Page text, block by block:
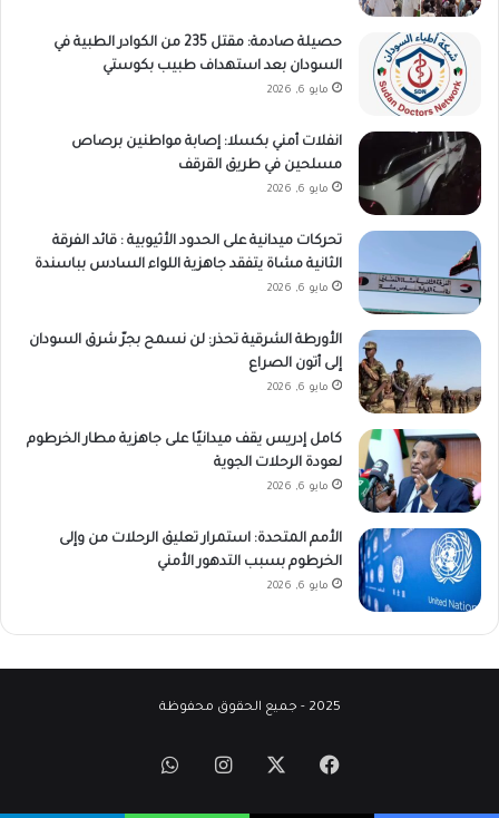
حصيلة صادمة: مقتل 235 من الكوادر الطبية في
السودان بعد استهداف طبيب بكوستي
مايو 6, 2026
انفلات أمني بكسلا: إصابة مواطنين برصاص
مسلحين في طريق القرقف
مايو 6, 2026
تحركات ميدانية على الحدود الأثيوبية : قائد الفرقة
الثانية مشاة يتفقد جاهزية اللواء السادس بباسندة
مايو 6, 2026
الأورطة الشرقية تحذر: لن نسمح بجرّ شرق السودان
إلى أتون الصراع
مايو 6, 2026
كامل إدريس يقف ميدانيًا على جاهزية مطار الخرطوم
لعودة الرحلات الجوية
مايو 6, 2026
الأمم المتحدة: استمرار تعليق الرحلات من وإلى
الخرطوم بسبب التدهور الأمني
مايو 6, 2026
2025 - جميع الحقوق محفوظة
فيسبوك انستقرامواتساب